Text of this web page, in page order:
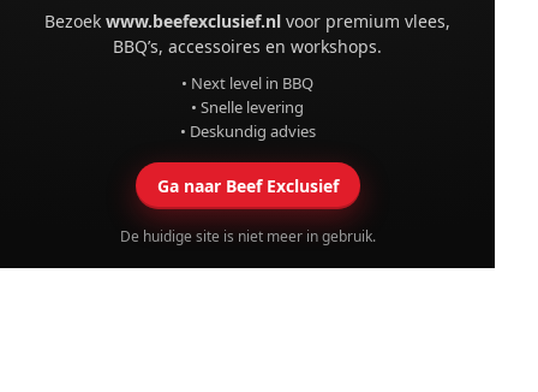
Bezoekwww.beefexclusief.nl voor premium vlees,
BBQ’s, accessoires en workshops.
• Next level in BBQ
• Snelle levering
• Deskundig advies
Ga naar Beef Exclusief
De huidige site is niet meer in gebruik.